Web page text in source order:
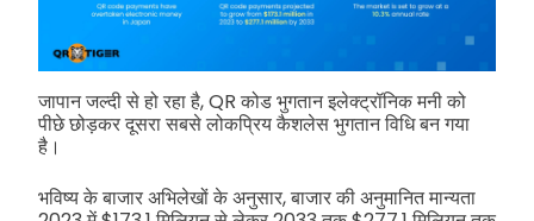
जापान जल्दी से हो रहा है, QR कोड भुगतान इलेक्ट्रॉनिक मनी को
पीछे छोड़कर दूसरा सबसे लोकप्रिय कैशलेस भुगतान विधि बन गया
है।
भविष्य के बाजार अभिलेखों के अनुसार, बाजार की अनुमानित मान्यता